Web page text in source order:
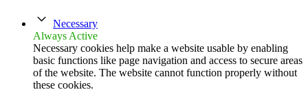
Necessary
Always Active
Necessary cookies help make a website usable by enabling
basic functions like page navigation and access to secure areas
of the website. The website cannot function properly without
these cookies.